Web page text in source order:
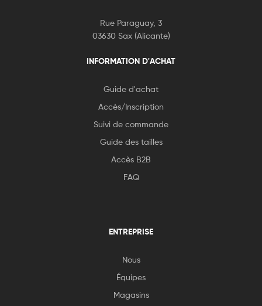
Rue Paraguay, 3
03630 Sax (Alicante)
INFORMATION D'ACHAT
Guide d'achat
Accès/Inscription
Suivi de commande
Guide des tailles
Accès B2B
FAQ
ENTREPRISE
Nous
Équipes
Magasins